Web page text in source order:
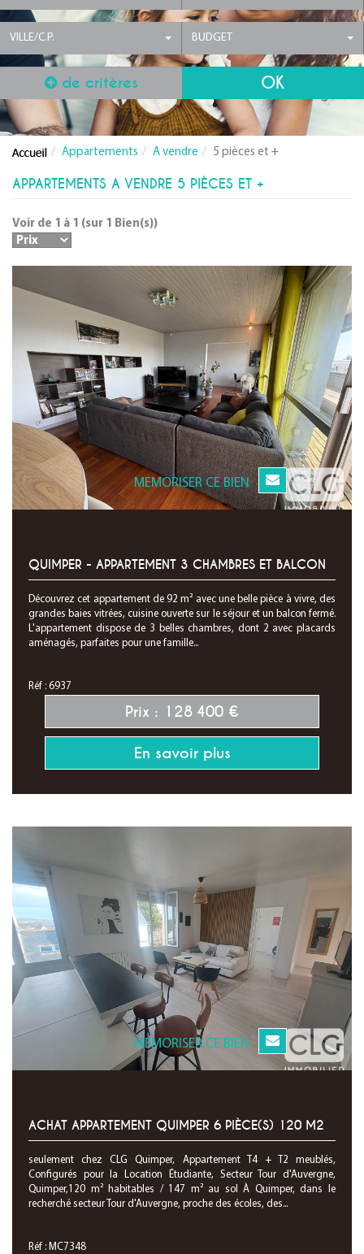
VILLE/C.P. BUDGET
de critères
Appartements A vendre 5 pièces et +
APPARTEMENTS A VENDRE 5 PIÈCES ET +
Voir de 1 à 1 (sur 1 Bien(s))
MEMORISER CE BIEN
QUIMPER - APPARTEMENT 3 CHAMBRES ET BALCON
Découvrez cet appartement de 92 m² avec une belle pièce à vivre, des
grandes baies vitrées, cuisine ouverte sur le séjour et un balcon fermé.
L'appartement dispose de 3 belles chambres, dont 2 avec placards
aménagés, parfaites pour une famille...
Réf : 6937
Prix : 128 400 €
En savoir plus
MEMORISER CE BIEN
ACHAT APPARTEMENT QUIMPER 6 PIÈCE(S) 120 M2
seulement chez CLG Quimper, Appartement T4 + T2 meublés,
Configurés pour la Location Étudiante, Secteur Tour d'Auvergne,
Quimper,120 m² habitables / 147 m² au sol À Quimper, dans le
recherché secteur Tour d'Auvergne, proche des écoles, des...
Réf : MC7348